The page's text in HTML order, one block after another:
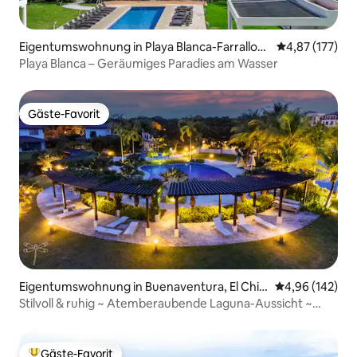
Eigentumswohnung in Playa Blanca-Farrallon
(Distrito de Antón)
4,87 (177)
Playa Blanca – Geräumiges Paradies am Wasser
Gäste-Favorit
Gäste-Favorit
Eigentumswohnung in Buenaventura, El Chir
ú
4,96 (142)
Stilvoll & ruhig ~ Atemberaubende Laguna-Aussicht ~